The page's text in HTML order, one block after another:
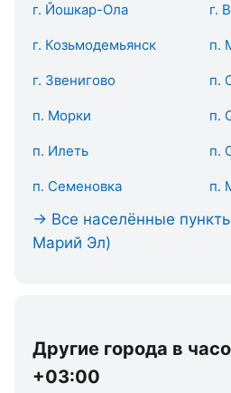
г. Йошкар-Ола г.
г. Козьмодемьянск п.
г. Звенигово п.
п. Морки п.
п. Илеть п.
п. Семеновка п.
→ Все населённые
Марий Эл)
Другие города в
+03:00